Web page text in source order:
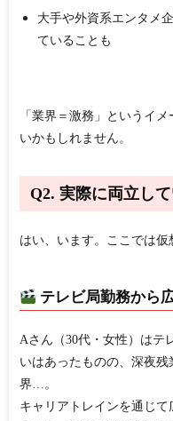
大手や外資系エンタメ
ていることも
「業界＝激務」というイ
いかもしれません。
Q2. 実際に両立し
はい、います。ここでは仮
テレビ局勤務から
Aさん（30代・女性）はテ
いはあったものの、深夜
界…。
キャリアトレインを通じて